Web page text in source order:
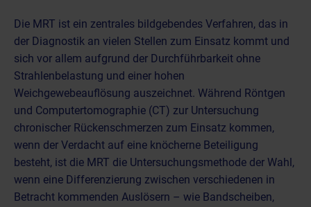
Die MRT ist ein zentrales bildgebendes Verfahren, das in
der Diagnostik an vielen Stellen zum Einsatz kommt und
sich vor allem aufgrund der Durchführbarkeit ohne
Strahlenbelastung und einer hohen
Weichgewebeauflösung auszeichnet. Während Röntgen
und Computertomographie (CT) zur Untersuchung
chronischer Rückenschmerzen zum Einsatz kommen,
wenn der Verdacht auf eine knöcherne Beteiligung
besteht, ist die MRT die Untersuchungsmethode der Wahl,
wenn eine Differenzierung zwischen verschiedenen in
Betracht kommenden Auslösern – wie Bandscheiben,